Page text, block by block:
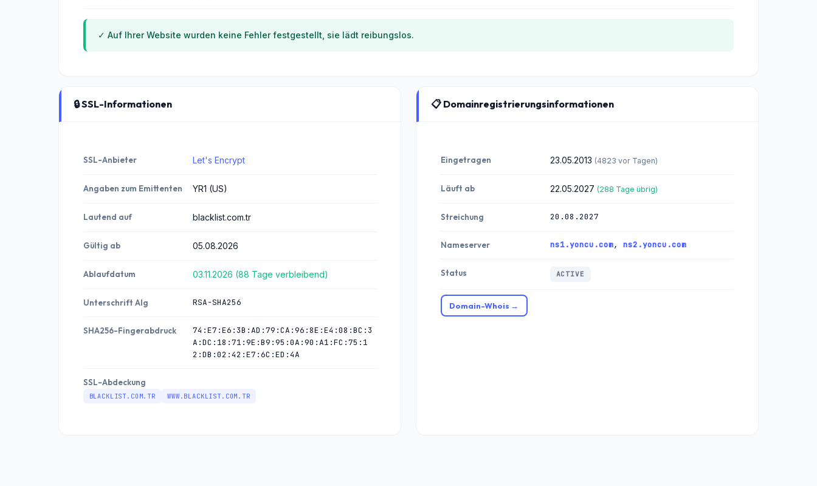
✓ Auf Ihrer Website wurden keine Fehler festgestellt, sie lädt reibungslos.
🔒 SSL-Informationen
SSL-Anbieter Let's Encrypt
Angaben zum Emittenten YR1 (US)
Lautend auf blacklist.com.tr
Gültig ab 05.08.2026
Ablaufdatum 03.11.2026 (88 Tage verbleibend)
Unterschrift Alg RSA-SHA256
SHA256-Fingerabdruck
74:E7:E6:3B:AD:79:CA:96:8E:E4:08:BC:3
A:DC:18:71:9E:B9:95:0A:90:A1:FC:75:1
2:DB:02:42:E7:6C:ED:4A
SSL-Abdeckung
BLACKLIST.COM.TR WWW.BLACKLIST.COM.TR
📋 Domainregistrierungsinformationen
Eingetragen 23.05.2013 (4823 vor Tagen)
Läuft ab 22.05.2027 (288 Tage übrig)
Streichung 20.08.2027
Nameserver ns1.yoncu.com, ns2.yoncu.com
Status ACTIVE
Domain-Whois →